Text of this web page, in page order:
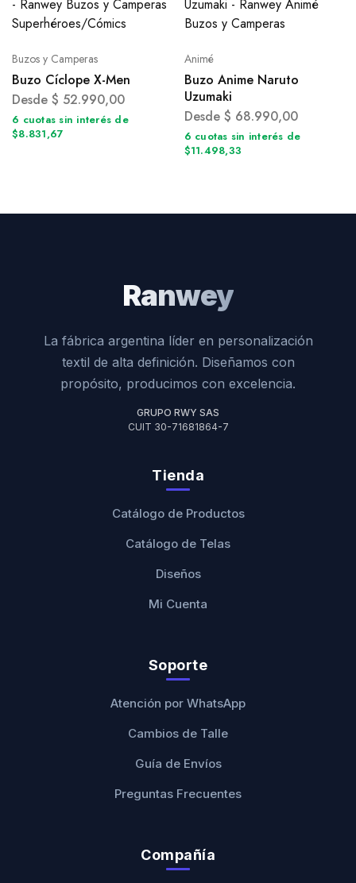
Buzos y Camperas
Buzo Cíclope X-Men
Desde $ 52.990,00
6 cuotas sin interés de
$8.831,67
Animé
Buzo Anime Naruto
Uzumaki
Desde $ 68.990,00
6 cuotas sin interés de
$11.498,33
Ranwey
La fábrica argentina líder en personalización
textil de alta definición. Diseñamos con
propósito, producimos con excelencia.
GRUPO RWY SAS
CUIT 30-71681864-7
Tienda
Catálogo de Productos
Catálogo de Telas
Diseños
Mi Cuenta
Soporte
Atención por WhatsApp
Cambios de Talle
Guía de Envíos
Preguntas Frecuentes
Compañía